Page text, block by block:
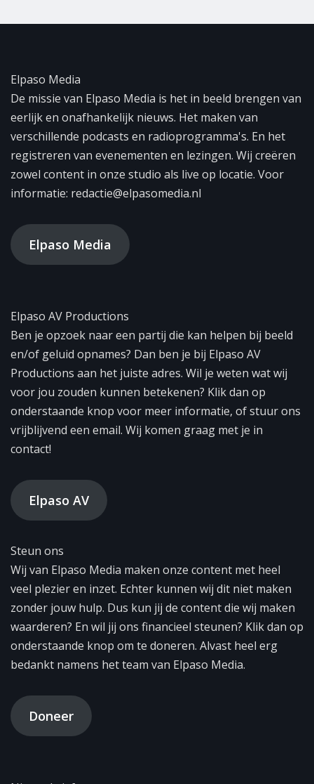
Elpaso Media
De missie van Elpaso Media is het in beeld brengen van
eerlijk en onafhankelijk nieuws. Het maken van
verschillende podcasts en radioprogramma's. En het
registreren van evenementen en lezingen. Wij creëren
zowel content in onze studio als live op locatie. Voor
informatie: redactie@elpasomedia.nl
Elpaso Media
Elpaso AV Productions
Ben je opzoek naar een partij die kan helpen bij beeld
en/of geluid opnames? Dan ben je bij Elpaso AV
Productions aan het juiste adres. Wil je weten wat wij
voor jou zouden kunnen betekenen? Klik dan op
onderstaande knop voor meer informatie, of stuur ons
vrijblijvend een email. Wij komen graag met je in
contact!
Elpaso AV
Steun ons
Wij van Elpaso Media maken onze content met heel
veel plezier en inzet. Echter kunnen wij dit niet maken
zonder jouw hulp. Dus kun jij de content die wij maken
waarderen? En wil jij ons financieel steunen? Klik dan op
onderstaande knop om te doneren. Alvast heel erg
bedankt namens het team van Elpaso Media.
Doneer